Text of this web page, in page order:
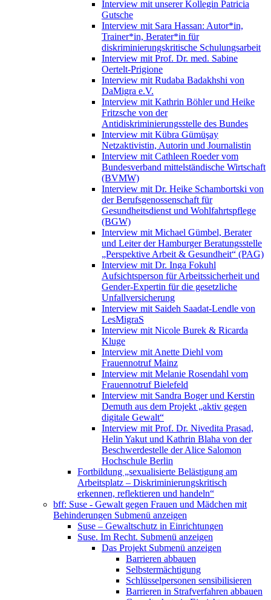
Interview mit unserer Kollegin Patricia
Gutsche
Interview mit Sara Hassan: Autor*in,
Trainer*in, Berater*in für
diskriminierungskritische Schulungsarbeit
Interview mit Prof. Dr. med. Sabine
Oertelt-Prigione
Interview mit Rudaba Badakhshi von
DaMigra e.V.
Interview mit Kathrin Böhler und Heike
Fritzsche von der
Antidiskriminierungsstelle des Bundes
Interview mit Kübra Gümüşay
Netzaktivistin, Autorin und Journalistin
Interview mit Cathleen Roeder vom
Bundesverband mittelständische Wirtschaft
(BVMW)
Interview mit Dr. Heike Schambortski von
der Berufsgenossenschaft für
Gesundheitsdienst und Wohlfahrtspflege
(BGW)
Interview mit Michael Gümbel, Berater
und Leiter der Hamburger Beratungsstelle
„Perspektive Arbeit & Gesundheit“ (PAG)
Interview mit Dr. Inga Fokuhl
Aufsichtsperson für Arbeitssicherheit und
Gender-Expertin für die gesetzliche
Unfallversicherung
Interview mit Saideh Saadat-Lendle von
LesMigraS
Interview mit Nicole Burek & Ricarda
Kluge
Interview mit Anette Diehl vom
Frauennotruf Mainz
Interview mit Melanie Rosendahl vom
Frauennotruf Bielefeld
Interview mit Sandra Boger und Kerstin
Demuth aus dem Projekt „aktiv gegen
digitale Gewalt“
Interview mit Prof. Dr. Nivedita Prasad,
Helin Yakut und Kathrin Blaha von der
Beschwerdestelle der Alice Salomon
Hochschule Berlin
Fortbildung „sexualisierte Belästigung am
Arbeitsplatz – Diskriminierungskritisch
erkennen, reflektieren und handeln“
bff: Suse - Gewalt gegen Frauen und Mädchen mit
Behinderungen Submenü anzeigen
Suse – Gewaltschutz in Einrichtungen
Suse. Im Recht. Submenü anzeigen
Das Projekt Submenü anzeigen
Barrieren abbauen
Selbstermächtigung
Schlüsselpersonen sensibilisieren
Barrieren in Strafverfahren abbauen